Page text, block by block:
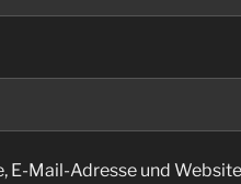
E-Mail-Adresse und